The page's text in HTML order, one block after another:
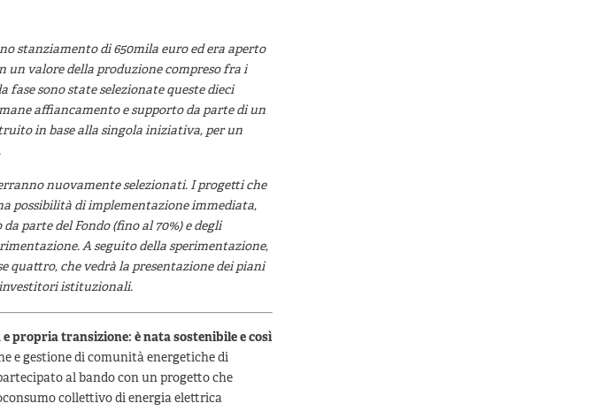
stanziamento di 650mila euro ed era aperto
un valore della produzione compreso fra i
fase sono state selezionate queste dieci
affiancamento e supporto da parte di un
in base alla singola iniziativa, per un
nuovamente selezionati. I progetti che
possibilità di implementazione immediata,
parte del Fondo (fino al 70%) e degli
A seguito della sperimentazione,
che vedrà la presentazione dei piani
istituzionali.
propria transizione: è nata sostenibile e così
e gestione di comunità energetiche di
al bando con un progetto che
collettivo di energia elettrica